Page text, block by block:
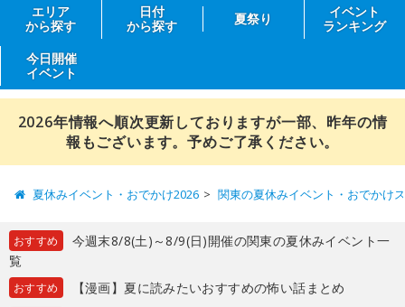
エリア
から探す
日付
から探す
夏祭り
イベント
ランキング
今日開催
イベント
2026年情報へ順次更新しておりますが一部、昨年の情
報もございます。予めご了承ください。
夏休みイベント・おでかけ2026 関東の夏休みイベント・おでかけ
おすすめ
今週末8/8(土)～8/9(日)開催の関東の夏休みイベント一
覧
おすすめ 【漫画】夏に読みたいおすすめの怖い話まとめ